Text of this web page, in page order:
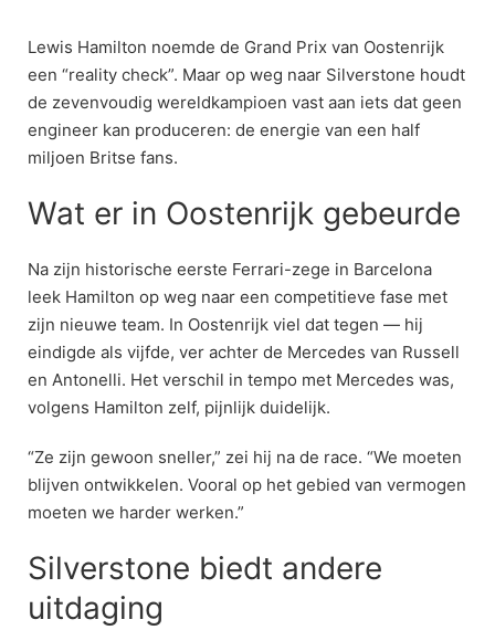
content
Lewis Hamilton noemde de Grand Prix van Oostenrijk
een “reality check”. Maar op weg naar Silverstone houdt
de zevenvoudig wereldkampioen vast aan iets dat geen
engineer kan produceren: de energie van een half
miljoen Britse fans.
Wat er in Oostenrijk gebeurde
Na zijn historische eerste Ferrari-zege in Barcelona
leek Hamilton op weg naar een competitieve fase met
zijn nieuwe team. In Oostenrijk viel dat tegen — hij
eindigde als vijfde, ver achter de Mercedes van Russell
en Antonelli. Het verschil in tempo met Mercedes was,
volgens Hamilton zelf, pijnlijk duidelijk.
“Ze zijn gewoon sneller,” zei hij na de race. “We moeten
blijven ontwikkelen. Vooral op het gebied van vermogen
moeten we harder werken.”
Silverstone biedt andere
uitdaging